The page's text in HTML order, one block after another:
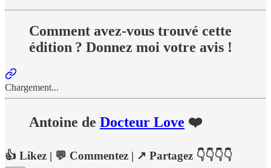
Comment avez-vous trouvé cette
édition ? Donnez moi votre avis !
Chargement...
Antoine de Docteur Love ❤️
👍 Likez | 💬 Commentez | ↗️ Partagez 👇👇👇👇